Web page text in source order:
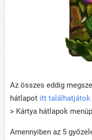
Az összes eddig
hátlapot itt találhatjátok
> Kártya hátlapok
Amennyiben az 5